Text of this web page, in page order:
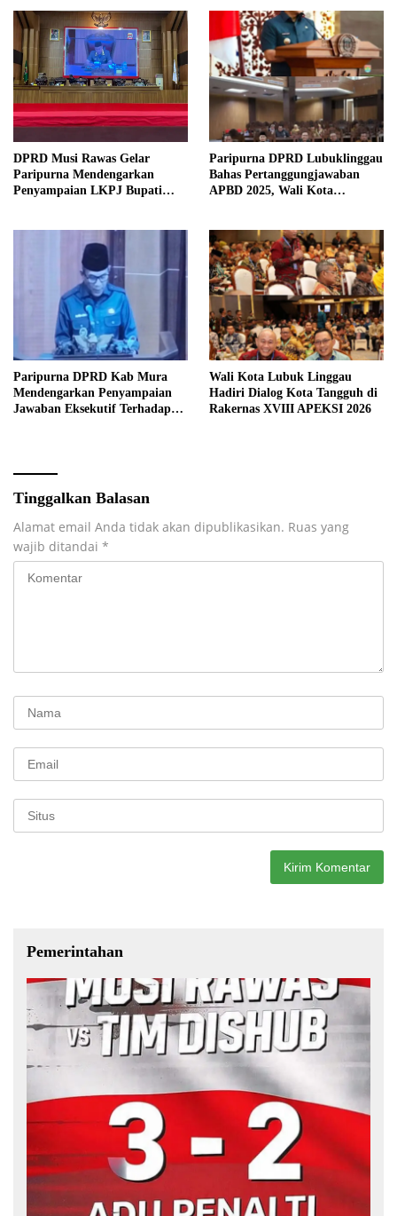
DPRD Musi Rawas Gelar
Paripurna Mendengarkan
Penyampaian LKPJ Bupati
Paripurna DPRD Lubuklinggau
Bahas Pertanggungjawaban
APBD 2025, Wali Kota
Paripurna DPRD Kab Mura
Mendengarkan Penyampaian
Jawaban Eksekutif Terhadap
Anggaran 2025.
Wali Kota Lubuk Linggau
Hadiri Dialog Kota Tangguh di
Rakernas XVIII APEKSI 2026
Tinggalkan Balasan
Alamat email Anda tidak akan dipublikasikan. Ruas yang
wajib ditandai *
Pemerintahan